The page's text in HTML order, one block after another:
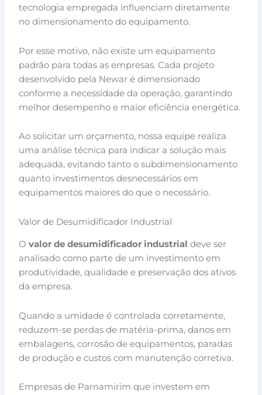
tecnologia empregada influenciam diretamente
no dimensionamento do equipamento.
Por esse motivo, não existe um equipamento
padrão para todas as empresas. Cada projeto
desenvolvido pela Newar é dimensionado
conforme a necessidade da operação, garantindo
melhor desempenho e maior eficiência energética.
Ao solicitar um orçamento, nossa equipe realiza
uma análise técnica para indicar a solução mais
adequada, evitando tanto o subdimensionamento
quanto investimentos desnecessários em
equipamentos maiores do que o necessário.
Valor de Desumidificador Industrial
Ovalor de desumidificador industrial deve ser
analisado como parte de um investimento em
produtividade, qualidade e preservação dos ativos
da empresa.
Quando a umidade é controlada corretamente,
reduzem-se perdas de matéria-prima, danos em
embalagens, corrosão de equipamentos, paradas
de produção e custos com manutenção corretiva.
Empresas de Parnamirim que investem em